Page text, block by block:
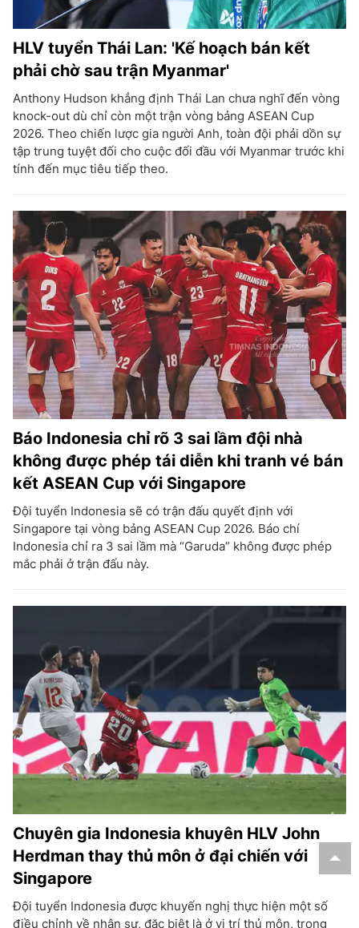
HLV tuyển Thái Lan: 'Kế hoạch bán kết
phải chờ sau trận Myanmar'
Anthony Hudson khẳng định Thái Lan chưa nghĩ đến vòng
knock-out dù chỉ còn một trận vòng bảng ASEAN Cup
2026. Theo chiến lược gia người Anh, toàn đội phải dồn sự
tập trung tuyệt đối cho cuộc đối đầu với Myanmar trước khi
tính đến mục tiêu tiếp theo.
Báo Indonesia chỉ rõ 3 sai lầm đội nhà
không được phép tái diễn khi tranh vé bán
kết ASEAN Cup với Singapore
Đội tuyển Indonesia sẽ có trận đấu quyết định với
Singapore tại vòng bảng ASEAN Cup 2026. Báo chí
Indonesia chỉ ra 3 sai lầm mà “Garuda” không được phép
mắc phải ở trận đấu này.
Chuyên gia Indonesia khuyên HLV John
Herdman thay thủ môn ở đại chiến với
Singapore
Đội tuyển Indonesia được khuyến nghị thực hiện một số
điều chỉnh về nhân sự, đặc biệt là ở vị trí thủ môn, trong